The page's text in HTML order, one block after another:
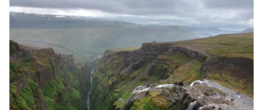
Kontynuuj z Facebookiem
Kontynuuj z e-mailem